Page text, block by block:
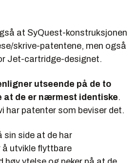
at SyQuest-konstruksjonen
skrive-patentene, men også
Jet-cartridge-designet.
utseende på de to
at de er nærmest identiske.
har patenter som beviser det.
sin side at de har
å utvikle flyttbare